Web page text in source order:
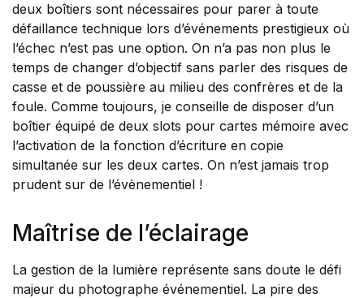
deux boîtiers sont nécessaires pour parer à toute
défaillance technique lors d’événements prestigieux où
l’échec n’est pas une option. On n’a pas non plus le
temps de changer d’objectif sans parler des risques de
casse et de poussière au milieu des confrères et de la
foule. Comme toujours, je conseille de disposer d’un
boîtier équipé de deux slots pour cartes mémoire avec
l’activation de la fonction d’écriture en copie
simultanée sur les deux cartes. On n’est jamais trop
prudent sur de l’évènementiel !
Maîtrise de l’éclairage
La gestion de la lumière représente sans doute le défi
majeur du photographe événementiel. La pire des